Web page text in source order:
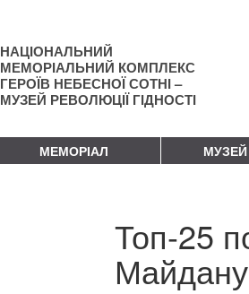
НАЦІОНАЛЬНИЙ
МЕМОРІАЛЬНИЙ КОМПЛЕКС
ГЕРОЇВ НЕБЕСНОЇ СОТНІ –
МУЗЕЙ РЕВОЛЮЦІЇ ГІДНОСТІ
МЕМОРІАЛ МУЗЕЙ
Топ-25
Майдану